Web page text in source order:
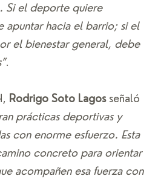
Si el deporte quiere
apuntar hacia el barrio; si el
el bienestar general, debe
.
Rodrigo Soto Lagos señaló
prácticas deportivas y
con enorme esfuerzo. Esta
concreto para orientar
acompañen esa fuerza con